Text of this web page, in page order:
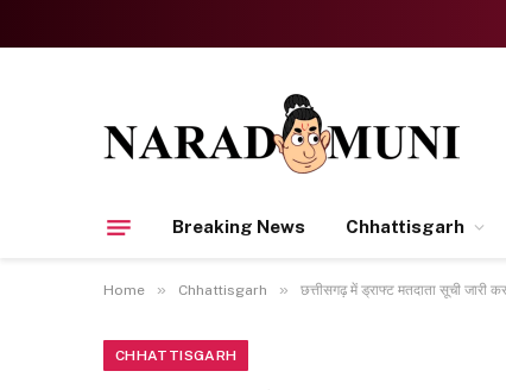
Breaking News Chhattisgarh
Home » Chhattisgarh » छत्तीसगढ़ में ड्राफ्ट मतदाता सूची जारी
CHHATTISGARH